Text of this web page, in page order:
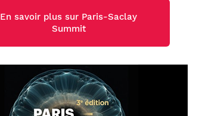
En savoir plus sur Paris-Saclay
Summit